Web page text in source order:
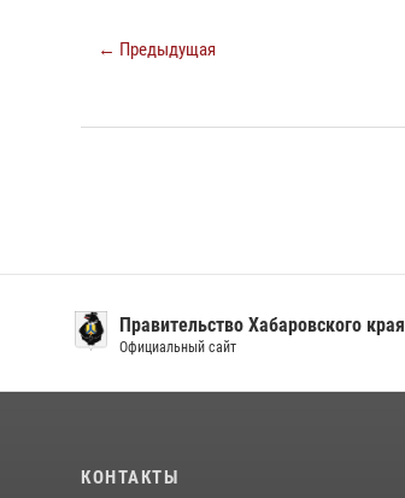
← Предыдущая
Правительство Хабаровского края
Официальный сайт
КОНТАКТЫ